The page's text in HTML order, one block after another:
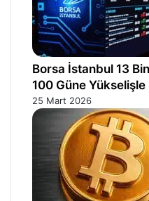
Borsa İstanbul 13
100 Güne Yükselişle
25 Mart 2026